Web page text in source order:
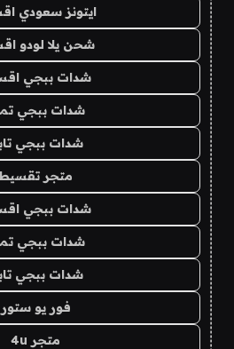
ايتونز سعودي
شحن يلا لودو
شدات ببجي
شدات ببجي
شدات ببجي
متجر
شدات ببجي
شدات ببجي
شدات ببجي
فور يو ستور
متجر 4u